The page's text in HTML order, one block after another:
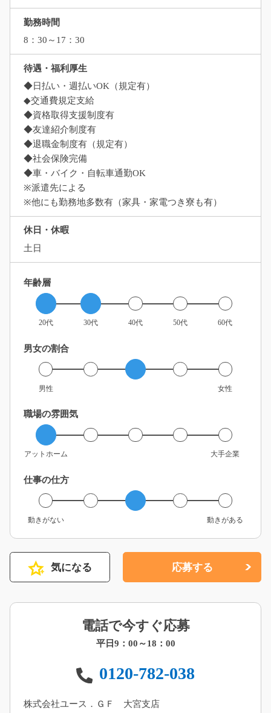
勤務時間
8：30～17：30
待遇・福利厚生
◆日払い・週払いOK（規定有）
◆交通費規定支給
◆資格取得支援制度有
◆友達紹介制度有
◆退職金制度有（規定有）
◆社会保険完備
◆車・バイク・自転車通勤OK
※派遣先による
※他にも勤務地多数有（家具・家電つき寮も有）
休日・休暇
土日
年齢層
20代 30代 40代 50代 60代
男女の割合
男性 女性
職場の雰囲気
アットホーム 大手企業
仕事の仕方
動きがない 動きがある
気になる 応募する
電話で今すぐ応募
平日9：00～18：00
0120-782-038
株式会社ユース．ＧＦ 大宮支店